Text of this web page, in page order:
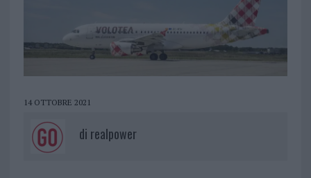
14 OTTOBRE 2021
di realpower